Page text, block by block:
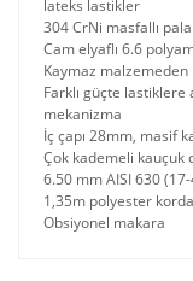
lateks lastikler
304 CrNi masfallı
Cam elyaflı 6.6
Kaymaz malzemeden
Farklı güçte
mekanizma
İç çapı 28mm, masif
Çok kademeli kauçuk
6.50 mm AISI 630
1,35m polyester
Obsiyonel makara